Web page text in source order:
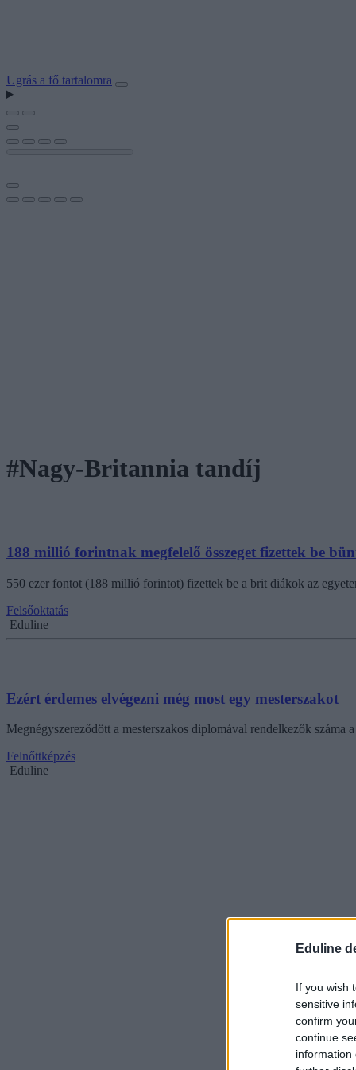
Eduline
If you wish
sensitive
confirm
continue
information
Ugrás a fő tartalomra
#Nagy-Britannia tandíj
188 millió forintnak megfelelő összeget fizettek be
550 ezer fontot (188 millió forintot) fizettek be a brit diákok az
Felsőoktatás
Eduline
Ezért érdemes elvégezni még most egy mesterszakot
Megnégyszereződött a mesterszakos diplomával rendelkezők
Felnőttképzés
Eduline